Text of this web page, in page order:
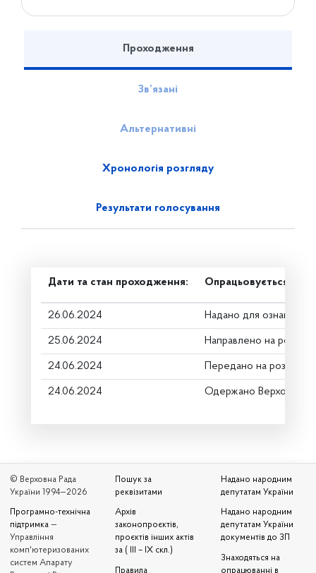
Проходження
Зв’язані
Альтернативні
Хронологія розгляду
Результати голосування
Дати та стан проходження: Опрацьовується в
26.06.2024 Надано для
25.06.2024 Направлено на
24.06.2024 Передано на розгляд
24.06.2024 Одержано Верховною
© Верховна Рада
України 1994—2026
Програмно-технічна
підтримка —
Управління
комп'ютеризованих
систем Апарату
Пошук за
реквізитами
Архів
законопроєктів,
проєктів інших актів
за ( III – IX скл.)
Правила
Надано народним
депутатам України
Надано народним
депутатам України
документів до ЗП
Знаходяться на
опрацюванні в